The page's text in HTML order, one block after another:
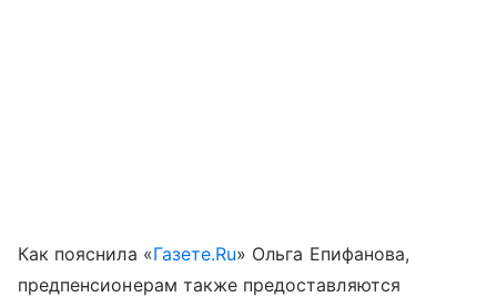
Как пояснила «Газете.Ru» Ольга Епифанова,
предпенсионерам также предоставляются